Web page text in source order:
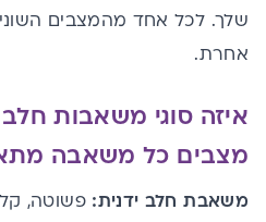
שלך. לכל אחד מהמצבים
אחרת.
איזה סוגי משאבות חלב
מצבים כל משאבה
משאבת חלב ידנית: פשוטה,